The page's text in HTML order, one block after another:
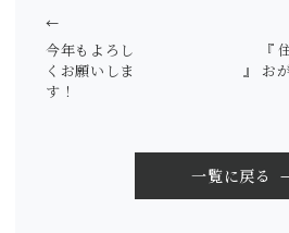
今年もよろし
くお願いしま
す！
←
一覧に戻る
『
』 お